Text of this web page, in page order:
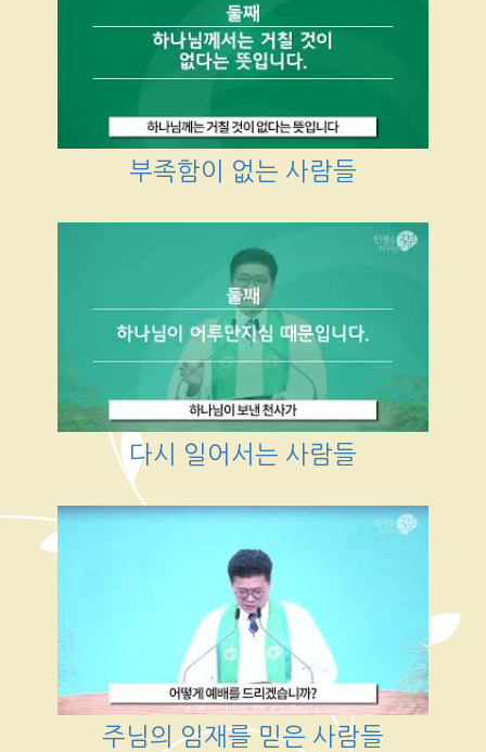
부족함이 없는 사람들
다시 일어서는 사람들
주님의 임재를 믿은 사람들